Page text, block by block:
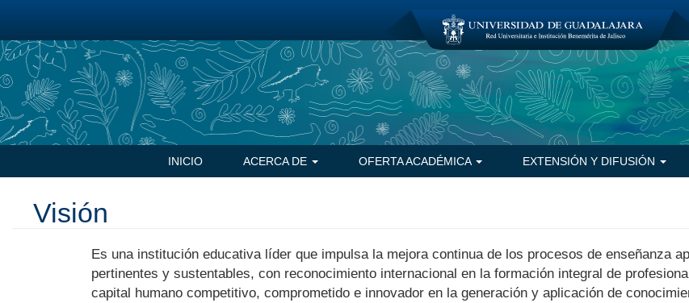
contenido
principal
Navegación
principal
INICIO ACERCA DE OFERTA ACADÉMICA EXTENSIÓN Y DIFUSIÓN
Visión
Es una institución educativa líder que impulsa la mejora continua de los procesos de enseñanza
pertinentes y sustentables, con reconocimiento internacional en la formación integral de
capital humano competitivo, comprometido e innovador en la generación y aplicación de